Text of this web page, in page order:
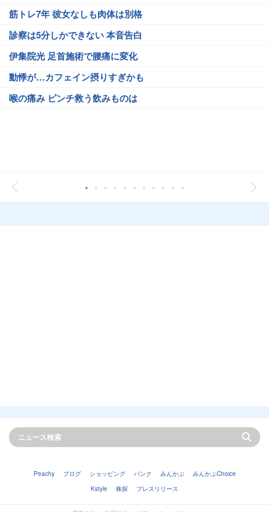
筋トレ7年 彼女なしも肉体は別格
診察は5分しかできない 本音告白
伊集院光 足首施術で腰痛に変化
動悸が…カフェイン摂りすぎかも
喉の痛み ピンチ救う飲みものは
Peachy ブログ ショッピング バンク みんかぶ
みんかぶChoice
Kstyle
株探 プレスリリース